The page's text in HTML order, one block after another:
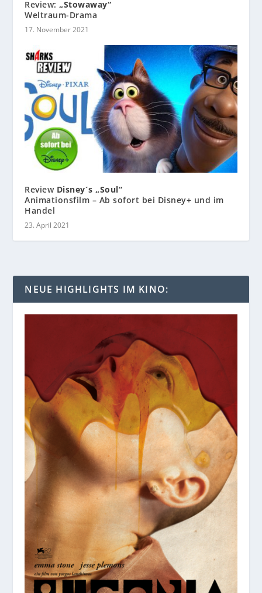
Review:„Stowaway“
Weltraum-Drama
17. November 2021
Review Disney´s „Soul“
Animationsfilm – Ab sofort bei Disney+ und im
Handel
23. April 2021
NEUE HIGHLIGHTS IM KINO: